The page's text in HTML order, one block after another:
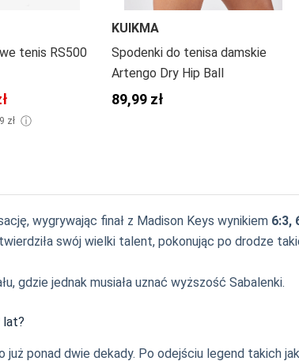
tenis RS500
zł ⓘ
KUIKMA
Spodenki do tenisa damskie
Artengo Dry Hip Ball
89,99 zł
wygrywając finał z Madison Keys wynikiem 6:3,
swój wielki talent, pokonując po drodze
gdzie jednak musiała uznać wyższość Sabalenki.
lat?
już ponad dwie dekady. Po odejściu legend takich jak